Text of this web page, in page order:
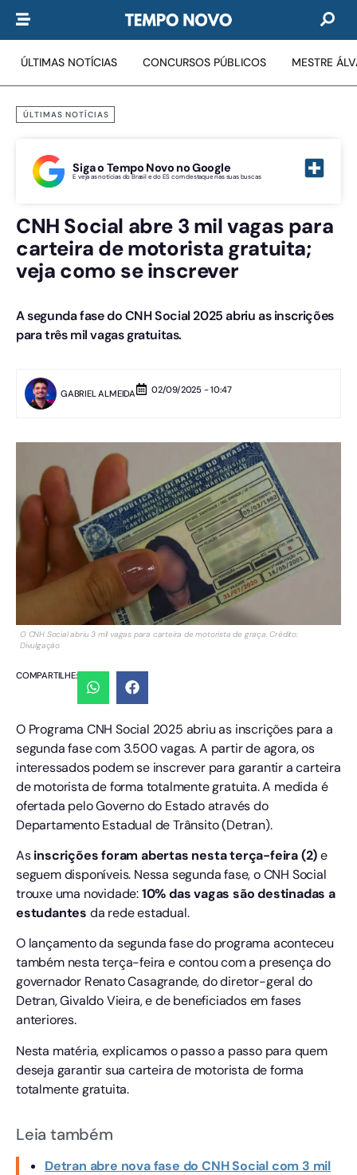
ÚLTIMAS NOTÍCIAS CONCURSOS PÚBLICOS MESTRE
ÚLTIMAS NOTÍCIAS
Siga o Tempo Novo no Google
E veja as notícias do Brasil e do ES com destaque nas suas buscas
CNH Social abre 3 mil vagas para
carteira de motorista gratuita;
veja como se inscrever
A segunda fase do CNH Social 2025 abriu as inscrições
para três mil vagas gratuitas.
GABRIEL ALMEIDA 02/09/2025 - 10:47
O CNH Social abriu 3 mil vagas para carteira de motorista de graça. Crédito:
Divulgação
COMPARTILHE:
O Programa CNH Social 2025 abriu as inscrições para a
segunda fase com 3.500 vagas. A partir de agora, os
interessados podem se inscrever para garantir a carteira
de motorista de forma totalmente gratuita. A medida é
ofertada pelo Governo do Estado através do
Departamento Estadual de Trânsito (Detran).
Asinscrições foram abertas nesta terça-feira (2)e
seguem disponíveis. Nessa segunda fase, o CNH Social
trouxe uma novidade:10% das vagas são destinadas a
estudantes da rede estadual.
O lançamento da segunda fase do programa aconteceu
também nesta terça-feira e contou com a presença do
governador Renato Casagrande, do diretor-geral do
Detran, Givaldo Vieira, e de beneficiados em fases
anteriores.
Nesta matéria, explicamos o passo a passo para quem
deseja garantir sua carteira de motorista de forma
totalmente gratuita.
Leia também
Detran abre nova fase do CNH Social com 3 mil